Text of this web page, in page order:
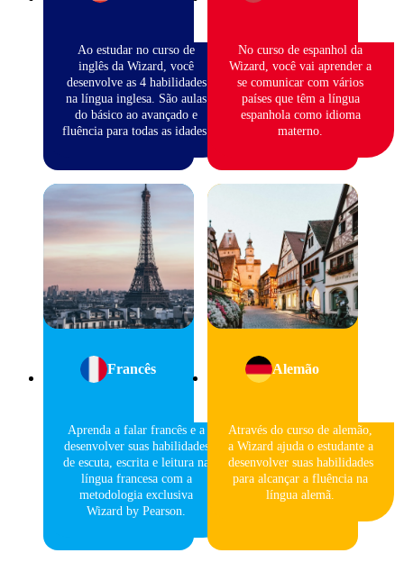
Ao estudar no curso de
inglês da Wizard, você
desenvolve as 4 habilidades
na língua inglesa. São aulas
do básico ao avançado e
fluência para todas as idades.
No curso de espanhol da
Wizard, você vai aprender a
se comunicar com vários
países que têm a língua
espanhola como idioma
materno.
Francês
Aprenda a falar francês e a
desenvolver suas habilidades
de escuta, escrita e leitura na
língua francesa com a
metodologia exclusiva
Wizard by Pearson.
Alemão
Através do curso de alemão,
a Wizard ajuda o estudante a
desenvolver suas habilidades
para alcançar a fluência na
língua alemã.